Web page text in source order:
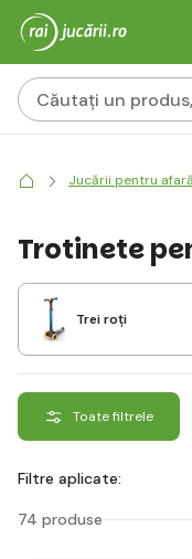
Jucării pentru afară
Trotinete
Trei roți
Toate filtrele
Filtre aplicate:
74 produse